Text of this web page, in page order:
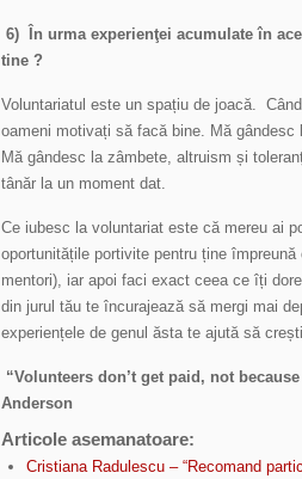
6) În urma experienţei acumulate în
tine ?
Voluntariatul este un spațiu de joacă.
oameni motivați să facă bine. Mă
Mă gândesc la zâmbete, altruism și
tânăr la un moment dat.
Ce iubesc la voluntariat este că mereu ai
oportunitățile portivite pentru ține
mentori), iar apoi faci exact ceea ce îți
din jurul tău te încurajează să mergi mai
experiențele de genul ăsta te ajută să
“Volunteers don’t get paid, not
Anderson
Articole asemanatoare:
Cristiana Radulescu – “Recomand